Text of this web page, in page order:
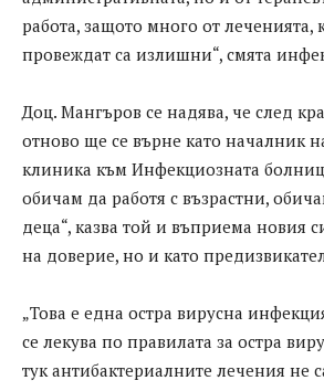
работа, защото много от леченията,
провеждат са излишни“, смята
Доц. Мангъров се надява, че след
отново ще се върне като началник
клиника към Инфекциозната
обичам да работя с възрастни,
деца“, казва той и въприема новия
на доверие, но и като
„Това е една остра вирусна
се лекува по правилата за остра
тук антибактериалните лечения не